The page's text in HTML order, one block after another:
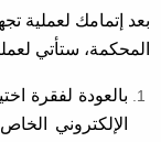
بعد إتمامك لعملية
المحكمة، ستأتي
بالعودة لفقرة
الإلكتروني